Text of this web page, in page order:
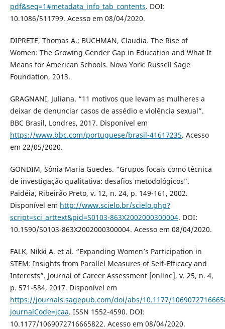
pdf&seq=1#metadata_info_tab_contents. DOI:
10.1086/511799. Acesso em 08/04/2020.
DIPRETE, Thomas A.; BUCHMAN, Claudia. The Rise of
Women: The Growing Gender Gap in Education and What It
Means for American Schools. Nova York: Russell Sage
Foundation, 2013.
GRAGNANI, Juliana. “11 motivos que levam as mulheres a
deixar de denunciar casos de assédio e violência sexual”.
BBC Brasil, Londres, 2017. Disponível em
https://www.bbc.com/portuguese/brasil-41617235. Acesso
em 22/05/2020.
GONDIM, Sônia Maria Guedes. “Grupos focais como técnica
de investigação qualitativa: desafios metodológicos”.
Paidéia, Ribeirão Preto, v. 12, n. 24, p. 149-161, 2002.
Disponível em http://www.scielo.br/scielo.php?
script=sci_arttext&pid=S0103-863X2002000300004. DOI:
10.1590/S0103-863X2002000300004. Acesso em 08/04/2020.
FALK, Nikki A. et al. “Expanding Women’s Participation in
STEM: Insights from Parallel Measures of Self-Efficacy and
Interests”. Journal of Career Assessment [online], v. 25, n. 4,
p. 571-584, 2017. Disponível em
https://journals.sagepub.com/doi/abs/10.1177/
journalCode=jcaa. ISSN 1552-4590. DOI:
10.1177/1069072716665822. Acesso em 08/04/2020.